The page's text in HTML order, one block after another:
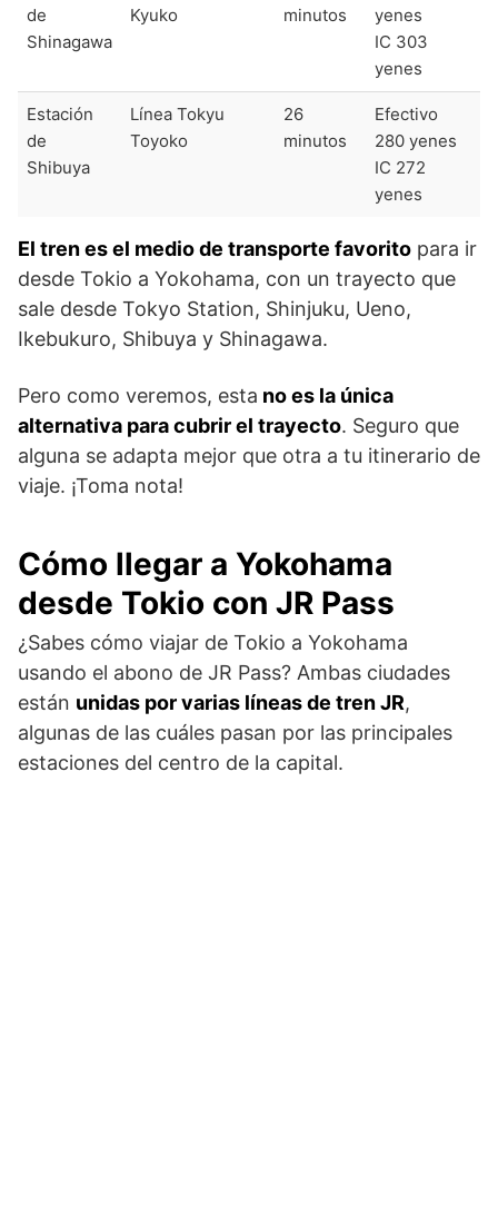
de
Shinagawa
Kyuko
minutos
yenes
IC 303
yenes
Estación
de
Shibuya
Línea Tokyu
Toyoko
26
minutos
Efectivo
280 yenes
IC 272
yenes
El tren es el medio de transporte favorito para ir
desde Tokio a Yokohama, con un trayecto que
sale desde Tokyo Station, Shinjuku, Ueno,
Ikebukuro, Shibuya y Shinagawa.
Pero como veremos, esta no es la única
alternativa para cubrir el trayecto. Seguro que
alguna se adapta mejor que otra a tu itinerario de
viaje. ¡Toma nota!
Cómo llegar a Yokohama
desde Tokio con JR Pass
¿Sabes cómo viajar de Tokio a Yokohama
usando el abono de JR Pass? Ambas ciudades
están unidas por varias líneas de tren JR,
algunas de las cuáles pasan por las principales
estaciones del centro de la capital.